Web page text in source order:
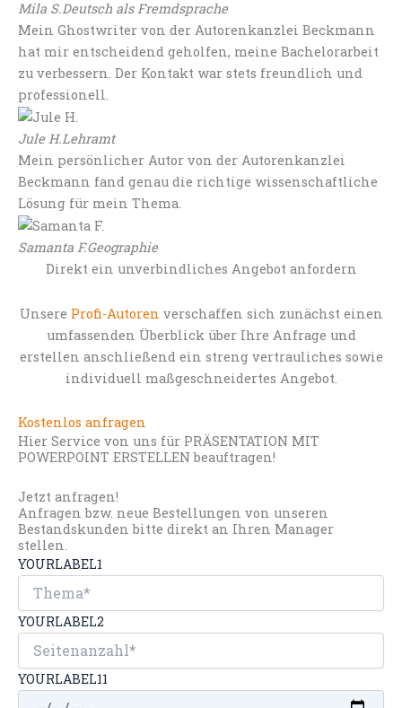
Mila S.Deutsch als Fremdsprache
Mein Ghostwriter von der Autorenkanzlei Beckmann
hat mir entscheidend geholfen, meine Bachelorarbeit
zu verbessern. Der Kontakt war stets freundlich und
professionell.
Jule H.Lehramt
Mein persönlicher Autor von der Autorenkanzlei
Beckmann fand genau die richtige wissenschaftliche
Lösung für mein Thema.
Samanta F.Geographie
Direkt ein unverbindliches Angebot anfordern
Unsere Profi-Autoren verschaffen sich zunächst einen
umfassenden Überblick über Ihre Anfrage und
erstellen anschließend ein streng vertrauliches sowie
individuell maßgeschneidertes Angebot.
Kostenlos anfragen
Hier Service von uns für PRÄSENTATION MIT
POWERPOINT ERSTELLEN beauftragen!
Jetzt anfragen!
Anfragen bzw. neue Bestellungen von unseren
Bestandskunden bitte direkt an Ihren Manager
stellen.
YOURLABEL1
YOURLABEL2
YOURLABEL11